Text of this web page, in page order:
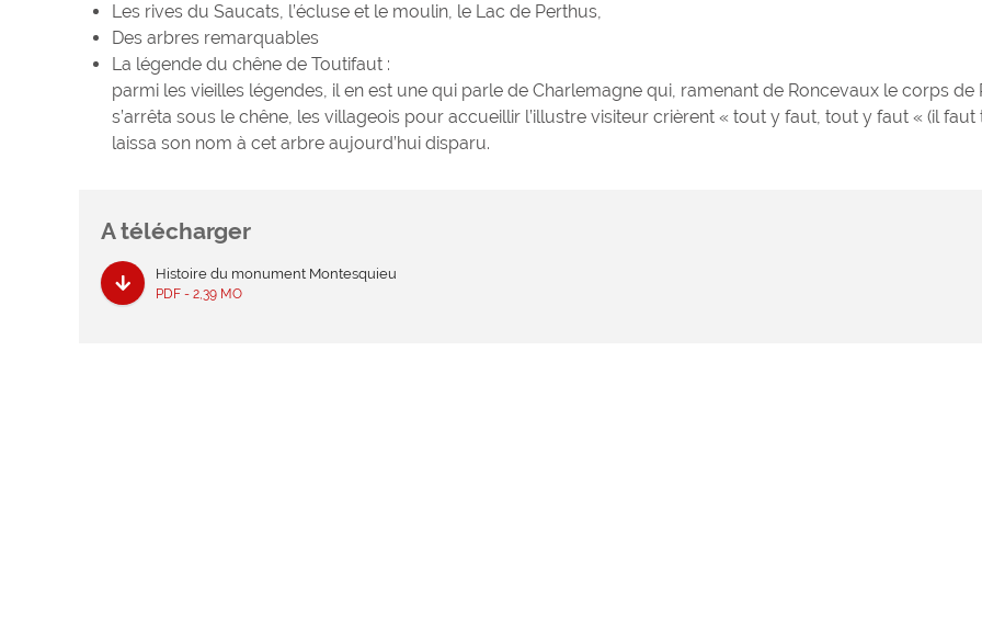
Les rives du Saucats, l’écluse et le moulin, le Lac de Perthus,
Des arbres remarquables
La légende du chêne de Toutifaut :
parmi les vieilles légendes, il en est une qui parle de Charlemagne qui, ramenant de Roncevaux le corps de
s’arrêta sous le chêne, les villageois pour accueillir l’illustre visiteur crièrent « tout y faut, tout y faut « (il faut
laissa son nom à cet arbre aujourd’hui disparu.
A télécharger
Histoire du monument Montesquieu
PDF - 2,39 MO